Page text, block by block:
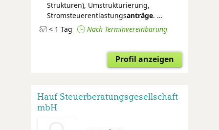
Strukturen), Umstrukturierung,
Stromsteuerentlastungsanträge. ...
< 1 Tag
Nach Terminvereinbarung
Profil anzeigen
Hauf Steuerberatungsgesellschaft
mbH